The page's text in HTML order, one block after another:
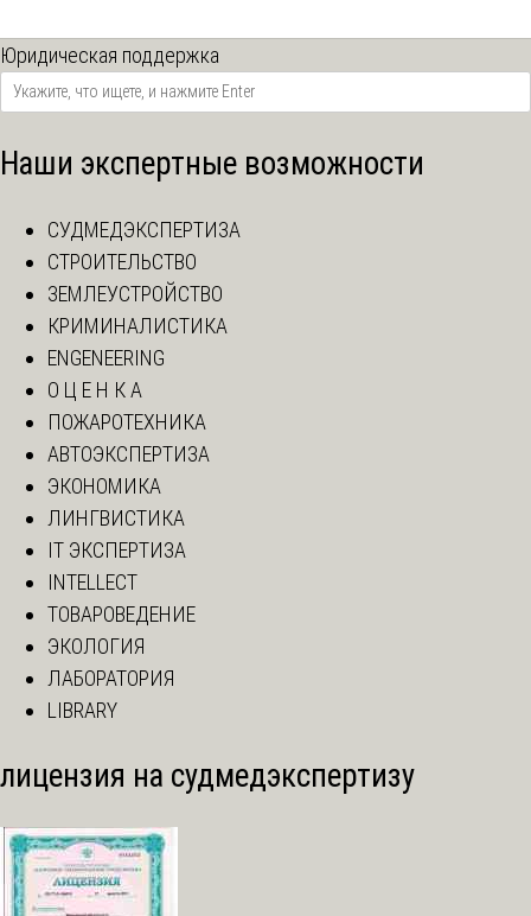
Юридическая поддержка
Наши экспертные возможности
СУДМЕДЭКСПЕРТИЗА
СТРОИТЕЛЬСТВО
ЗЕМЛЕУСТРОЙСТВО
КРИМИНАЛИСТИКА
ENGENEERING
О Ц Е Н К А
ПОЖАРОТЕХНИКА
АВТОЭКСПЕРТИЗА
ЭКОНОМИКА
ЛИНГВИСТИКА
IT ЭКСПЕРТИЗА
INTELLECT
ТОВАРОВЕДЕНИЕ
ЭКОЛОГИЯ
ЛАБОРАТОРИЯ
LIBRARY
лицензия на судмедэкспертизу